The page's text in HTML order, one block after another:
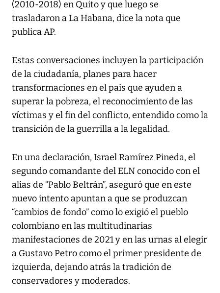
(2010-2018) en Quito y que luego se
trasladaron a La Habana, dice la nota que
publica AP.
Estas conversaciones incluyen la participación
de la ciudadanía, planes para hacer
transformaciones en el país que ayuden a
superar la pobreza, el reconocimiento de las
víctimas y el fin del conflicto, entendido como la
transición de la guerrilla a la legalidad.
En una declaración, Israel Ramírez Pineda, el
segundo comandante del ELN conocido con el
alias de “Pablo Beltrán”, aseguró que en este
nuevo intento apuntan a que se produzcan
“cambios de fondo” como lo exigió el pueblo
colombiano en las multitudinarias
manifestaciones de 2021 y en las urnas al elegir
a Gustavo Petro como el primer presidente de
izquierda, dejando atrás la tradición de
conservadores y moderados.